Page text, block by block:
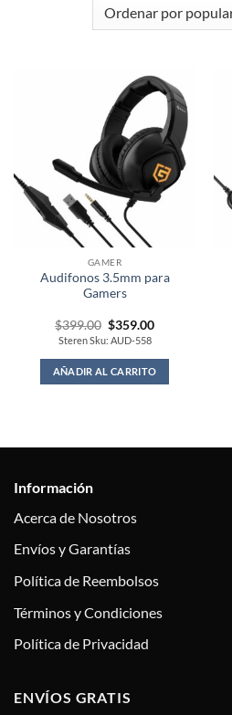
GAMER
Audifonos 3.5mm para
Gamers
$399.00 Original
price
was:
$399.00.
$359.00Current
$359.00.
Steren Sku: AUD-558
AÑADIR AL CARRITO
Información
Acerca de Nosotros
Envíos y Garantías
Política de Reembolsos
Términos y Condiciones
Política de Privacidad
ENVÍOS GRATIS